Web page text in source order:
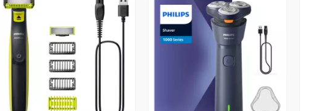
Vista Previa Vista Previa